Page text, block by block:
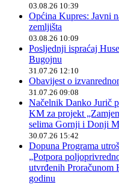
03.08.26 10:39
Općina Kupres: Javni
zemljišta
03.08.26 10:09
Posljednji ispraćaj
Bugojnu
31.07.26 12:10
Obavijest o
31.07.26 09:08
Načelnik Danko Jurič
KM za projekt
selima Gornji i Donji
30.07.26 15:42
Dopuna Programa
„Potpora
utvrđenih Proračunom
godinu